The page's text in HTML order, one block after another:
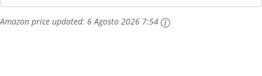
Amazon price updated: 6 Agosto 2026 7:54